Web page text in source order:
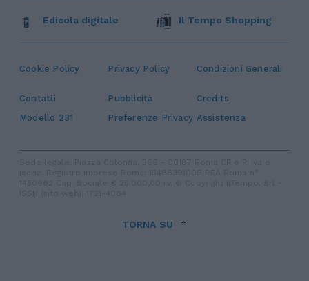
Cookie Policy Privacy Policy Condizioni Generali
Contatti Pubblicità
Credits
Modello 231
Preferenze Privacy Assistenza
Edicola digitale Il Tempo Shopping
TORNA SU